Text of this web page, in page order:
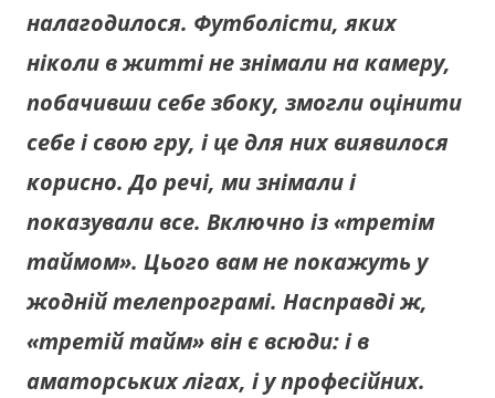
налагодилося. Футболісти, яких
ніколи в житті не знімали на камеру,
побачивши себе збоку, змогли оцінити
себе і свою гру, і це для них виявилося
корисно. До речі, ми знімали і
показували все. Включно із «третім
таймом». Цього вам не покажуть у
жодній телепрограмі. Насправді ж,
«третій тайм» він є всюди: і в
аматорських лігах, і у професійних.